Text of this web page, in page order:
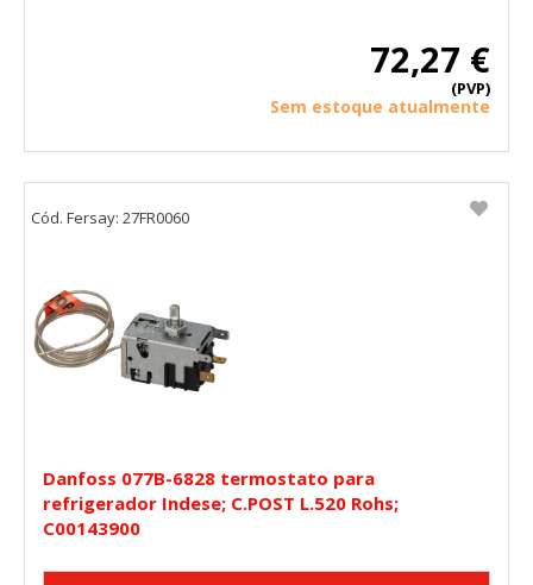
72,27 €
(PVP)
Sem estoque atualmente
Danfoss 077B-6828 termostato para
refrigerador Indese; C.POST L.520 Rohs;
C00143900
Cód. Fersay: 27FR0060